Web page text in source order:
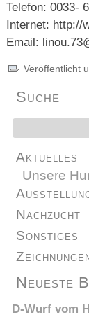
Telefon: 0033-
Internet: http://
Email:
Veröffentlicht
Suche
Aktuelles
Unsere
Nachzucht
Sonstiges
Neueste
D-Wurf vom